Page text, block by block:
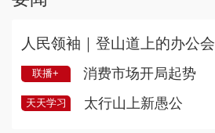
人民领袖｜登山道上的办公会
联播+ 消费市场开局起势
天天学习 太行山上新愚公